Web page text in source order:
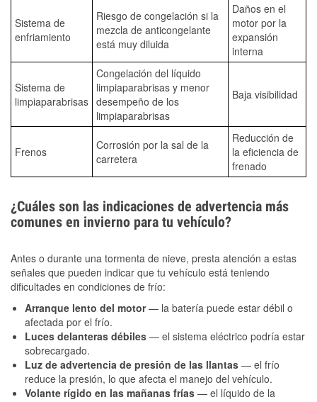
Sistema de
enfriamiento
Riesgo de congelación si la
mezcla de anticongelante
está muy diluida
Daños en el
motor por la
expansión
interna
Sistema de
limpiaparabrisas
Congelación del líquido
limpiaparabrisas y menor
desempeño de los
limpiaparabrisas
Baja visibilidad
Frenos
Corrosión por la sal de la
carretera
Reducción de
la eficiencia de
frenado
¿Cuáles son las indicaciones de advertencia más
comunes en invierno para tu vehículo?
Antes o durante una tormenta de nieve, presta atención a estas
señales que pueden indicar que tu vehículo está teniendo
dificultades en condiciones de frío:
Arranque lento del motor— la batería puede estar débil o
afectada por el frío.
Luces delanteras débiles — el sistema eléctrico podría estar
sobrecargado.
Luz de advertencia de presión de las llantas — el frío
reduce la presión, lo que afecta el manejo del vehículo.
Volante rígido en las mañanas frías — el líquido de la